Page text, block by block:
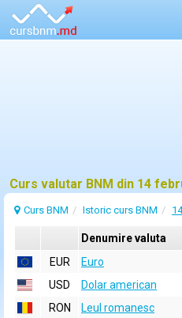
Curs valutar BNM din 14
Curs BNM Istoric curs BNM
Denumire valuta
EUR
Euro
USD
Dolar american
RON
Leul romanesc